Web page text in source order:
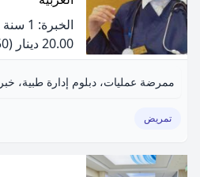
الخبرة: 1 سنة
20.00 دينار
(50 دقيقة)
تمريض